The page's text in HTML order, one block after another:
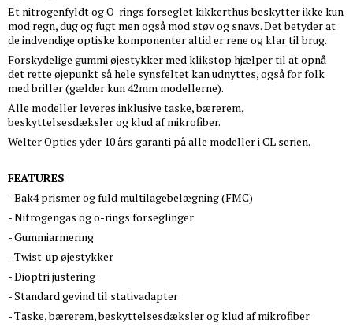
Et nitrogenfyldt og O-rings forseglet kikkerthus beskytter ikke kun
mod regn, dug og fugt men også mod støv og snavs. Det betyder at
de indvendige optiske komponenter altid er rene og klar til brug.
Forskydelige gummi øjestykker med klikstop hjælper til at opnå
det rette øjepunkt så hele synsfeltet kan udnyttes, også for folk
med briller (gælder kun 42mm modellerne).
Alle modeller leveres inklusive taske, bærerem,
beskyttelsesdæksler og klud af mikrofiber.
Welter Optics yder 10 års garanti på alle modeller i CL serien.
FEATURES
- Bak4 prismer og fuld multilagebelægning (FMC)
- Nitrogengas og o-rings forseglinger
- Gummiarmering
- Twist-up øjestykker
- Dioptri justering
- Standard gevind til stativadapter
- Taske, bærerem, beskyttelsesdæksler og klud af mikrofiber